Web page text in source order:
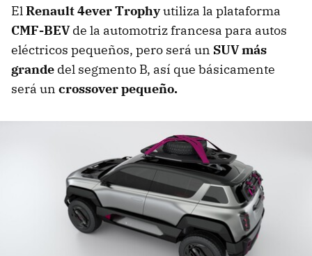
ElRenault 4ever Trophyutiliza la plataforma
CMF-BEVde la automotriz francesa para autos
eléctricos pequeños, pero será un SUV más
grande del segmento B, así que básicamente
será un crossover pequeño.